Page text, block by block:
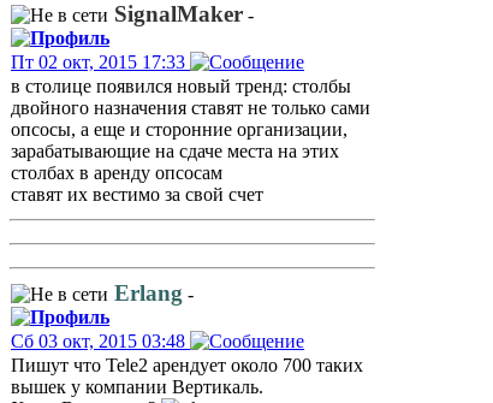
SignalMaker -
Пт 02 окт, 2015 17:33
в столице появился новый тренд: столбы
двойного назначения ставят не только сами
опсосы, а еще и сторонние организации,
зарабатывающие на сдаче места на этих
столбах в аренду опсосам
ставят их вестимо за свой счет
Erlang -
Сб 03 окт, 2015 03:48
Пишут что Tele2 арендует около 700 таких
вышек у компании Вертикаль.